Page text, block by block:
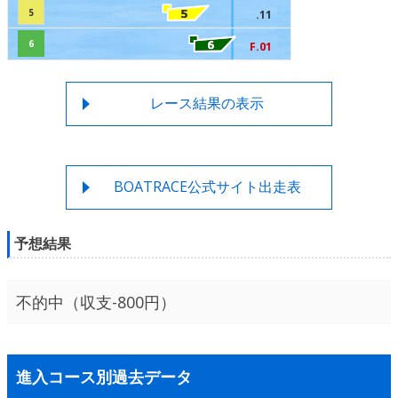
5 .11
6 F.01
レース結果の表示
BOATRACE公式サイト出走表
予想結果
不的中（収支-800円）
進入コース別過去データ